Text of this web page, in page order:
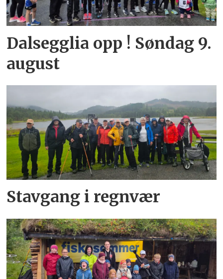
Dalsegglia opp ! Søndag 9.
august
Stavgang i regnvær